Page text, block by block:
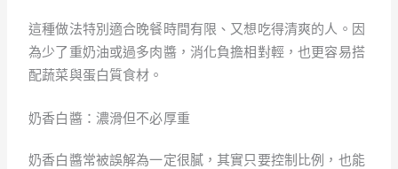
這種做法特別適合晚餐時間有限、又想吃得清爽的人。因
為少了重奶油或過多肉醬，消化負擔相對輕，也更容易搭
配蔬菜與蛋白質食材。
奶香白醬：濃滑但不必厚重
奶香白醬常被誤解為一定很膩，其實只要控制比例，也能